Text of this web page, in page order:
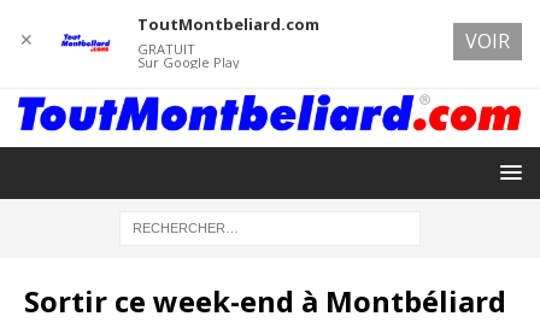
Sortir ce week-end à Montbéliard
✕
ToutMontbeliard.com
GRATUIT
Sur Google Play
VOIR